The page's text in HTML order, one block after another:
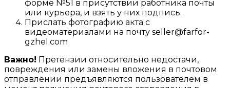
форме №51 в присутствии работника почты
или курьера, и взять у них подпись.
Прислать фотографию акта с
видеоматериалами на почту seller@farfor-
gzhel.com
Важно! Претензии относительно недостачи,
повреждения или замены вложения в почтовом
отправлении предъявляются пользователем в